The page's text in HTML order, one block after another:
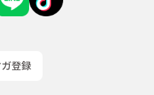
登録